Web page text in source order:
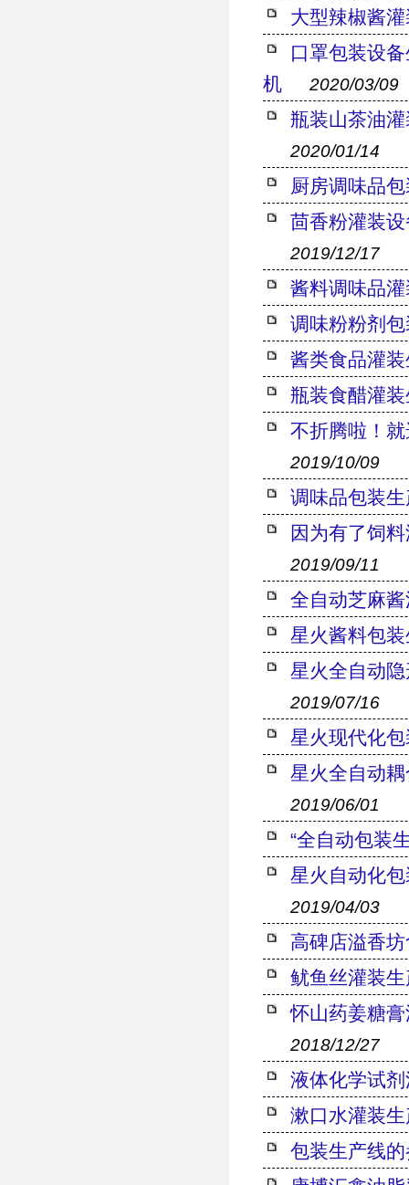
大型辣椒酱
口罩包装设
机
2020/03/09
瓶装山茶油
2020/01/14
厨房调味品
茴香粉灌装
2019/12/17
酱料调味品
调味粉粉剂
酱类食品灌
瓶装食醋灌
不折腾啦！
2019/10/09
调味品包装
因为有了饲
2019/09/11
全自动芝麻
星火酱料包
星火全自动
2019/07/16
星火现代化
星火全自动
2019/06/01
“全自动包装
星火自动化
2019/04/03
高碑店溢香
鱿鱼丝灌装
怀山药姜糖
2018/12/27
液体化学试
漱口水灌装
包装生产线